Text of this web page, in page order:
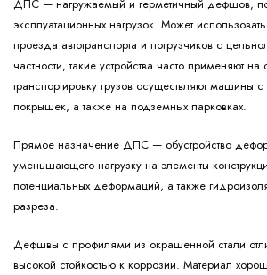
ДПС — нагружаемый и герметичный дефшов,
эксплуатационных нагрузок. Может
проезда автотранспорта и погрузчиков с
частности, такие устройства часто применяют
транспортировку грузов осуществляют машины
покрышек, а также на подземных парковках.
Прямое назначение ДПС — обустройство
уменьшающего нагрузку на элементы
потенциальных деформаций, а также
разреза.
Дефшвы с профилями из окрашенной стали
высокой стойкостью к коррозии. Материал